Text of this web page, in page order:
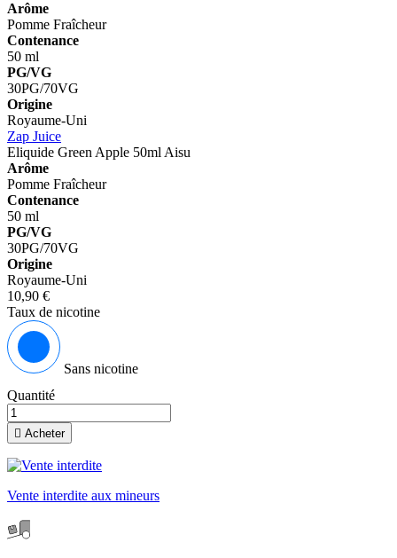
Arôme
Pomme Fraîcheur
Contenance
50 ml
PG/VG
30PG/70VG
Origine
Royaume-Uni
Zap Juice
Eliquide Green Apple 50mlAisu
Arôme
Pomme Fraîcheur
Contenance
50 ml
PG/VG
30PG/70VG
Origine
Royaume-Uni
10,90 €
Taux de nicotine
Sans nicotine
Quantité
 Acheter
Vente interdite aux mineurs